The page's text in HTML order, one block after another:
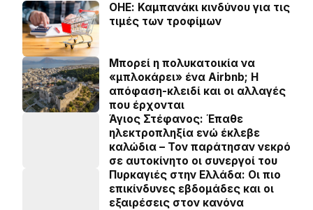
ΟΗΕ: Καμπανάκι κινδύνου για τις
τιμές των τροφίμων
Μπορεί η πολυκατοικία να
«μπλοκάρει» ένα Airbnb; Η
απόφαση-κλειδί και οι αλλαγές
που έρχονται
Άγιος Στέφανος: Έπαθε
ηλεκτροπληξία ενώ έκλεβε
καλώδια – Τον παράτησαν νεκρό
σε αυτοκίνητο οι συνεργοί του
Πυρκαγιές στην Ελλάδα: Οι πιο
επικίνδυνες εβδομάδες και οι
εξαιρέσεις στον κανόνα